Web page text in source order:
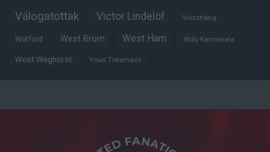
Válogatottak Victor Lindelöf Visszhang
Watford West Brom West Ham Willy Kambwala
Wout Weghorst Youri Tielemans